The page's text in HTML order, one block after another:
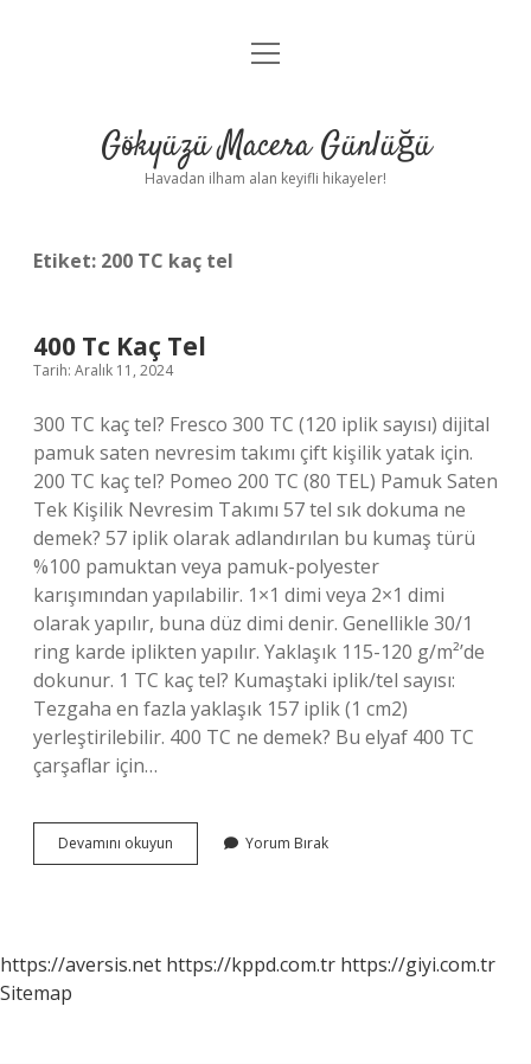
Anasayfa
Yasal Uyarı
menüyü
Gökyüzü Macera Günlüğü
Havadan ilham alan keyifli hikayeler!
Etiket: 200 TC kaç tel
400 Tc Kaç Tel
Tarih: Aralık 11, 2024
300 TC kaç tel? Fresco 300 TC (120 iplik sayısı) dijital
pamuk saten nevresim takımı çift kişilik yatak için.
200 TC kaç tel? Pomeo 200 TC (80 TEL) Pamuk Saten
Tek Kişilik Nevresim Takımı 57 tel sık dokuma ne
demek? 57 iplik olarak adlandırılan bu kumaş türü
%100 pamuktan veya pamuk-polyester
karışımından yapılabilir. 1×1 dimi veya 2×1 dimi
olarak yapılır, buna düz dimi denir. Genellikle 30/1
ring karde iplikten yapılır. Yaklaşık 115-120 g/m²’de
dokunur. 1 TC kaç tel? Kumaştaki iplik/tel sayısı:
Tezgaha en fazla yaklaşık 157 iplik (1 cm2)
yerleştirilebilir. 400 TC ne demek? Bu elyaf 400 TC
çarşaflar için…
Devamını okuyun
Tc
Yorum Bırak
https://aversis.net https://kppd.com.tr https://giyi.com.tr
Sitemap